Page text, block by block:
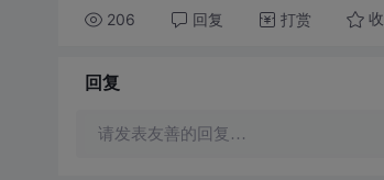
206 回复 打赏
回复
请发表友善的回复…